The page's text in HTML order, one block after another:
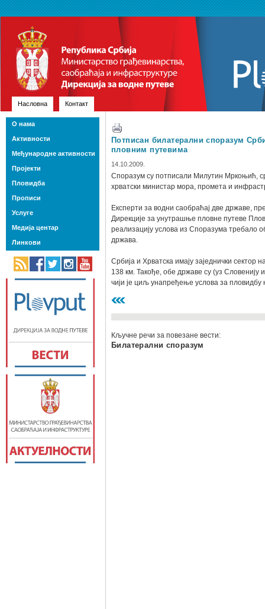
Насловна Контакт
Потписан билатерални споразум
пловним путевима
14.10.2009.
Споразум су потписали Милутин Мркоњић,
хрватски министар мора, промета и
Експерти за водни саобраћај две државе,
Дирекције за унутрашње пловне путеве
реализацију услова из Споразума требало
држава.
Србија и Хрватска имају заједнички
138 км. Такође, обе државе су (уз
чији је циљ унапређење услова за
Кључне речи за повезане вести:
Билатерални споразум
О нама
Активности
Међународне активности
Пројекти
Пловидба
Прописи
Услуге
Медија центар
Линкови